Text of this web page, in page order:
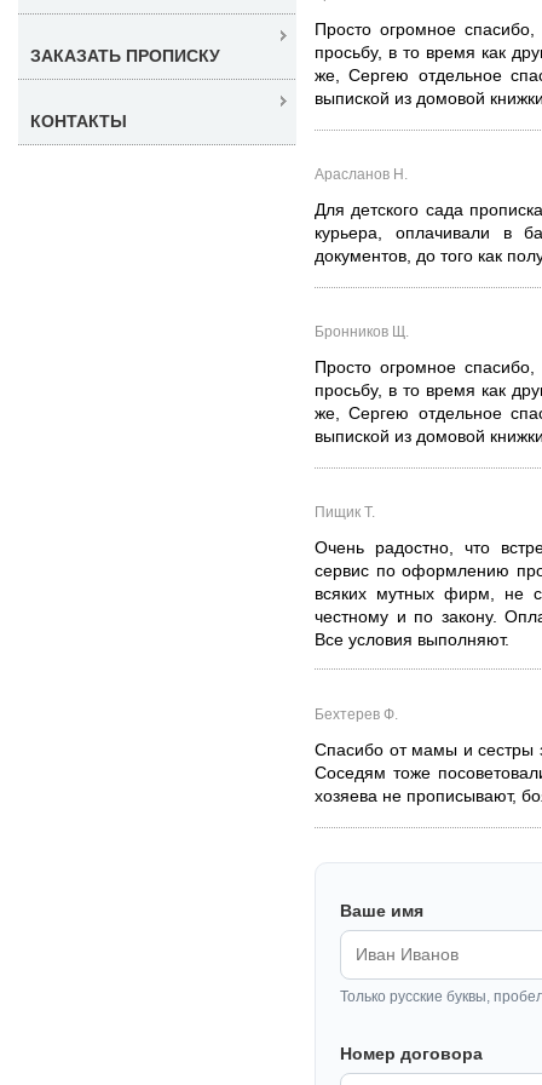
Просто огромное
просьбу, в то время как
же, Сергею отдельное
выпиской из домовой
Арасланов Н.
Для детского сада
курьера, оплачивали в
документов, до того как
Бронников Щ.
Просто огромное
просьбу, в то время как
же, Сергею отдельное
выпиской из домовой
Пищик Т.
Очень радостно, что
сервис по оформлению
всяких мутных фирм, не
честному и по закону.
Все условия выполняют.
Бехтерев Ф.
Спасибо от мамы и сестры
Соседям тоже
хозяева не прописывают,
Ваше имя
Только русские буквы,
Номер договора
ЗАКАЗАТЬ ПРОПИСКУ
КОНТАКТЫ